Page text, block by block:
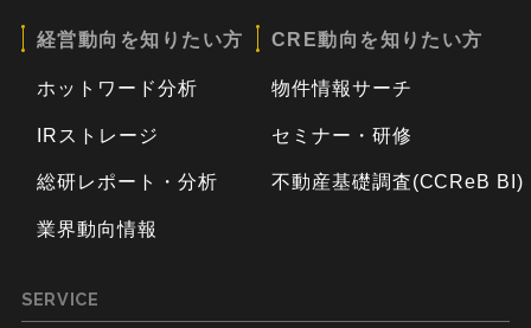
経営動向を知りたい方
ホットワード分析
IRストレージ
総研レポート・分析
業界動向情報
CRE動向を知りたい方
物件情報サーチ
セミナー・研修
不動産基礎調査(CCReB BI)
SERVICE